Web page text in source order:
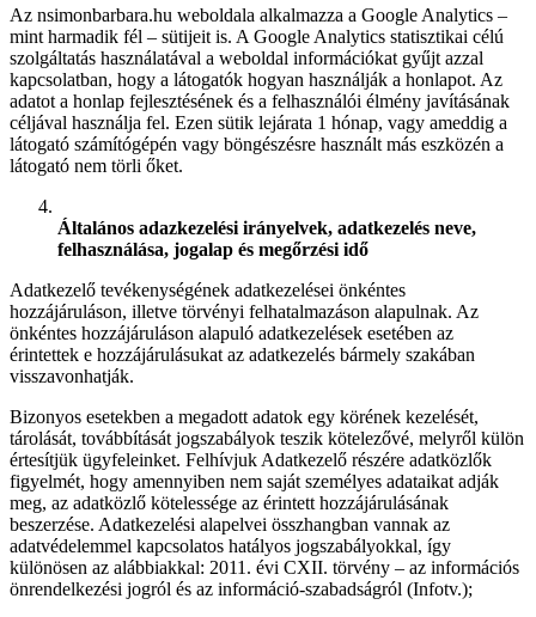
Az nsimonbarbara.hu weboldala alkalmazza a Google Analytics –
mint harmadik fél – sütijeit is. A Google Analytics statisztikai célú
szolgáltatás használatával a weboldal információkat gyűjt azzal
kapcsolatban, hogy a látogatók hogyan használják a honlapot. Az
adatot a honlap fejlesztésének és a felhasználói élmény javításának
céljával használja fel. Ezen sütik lejárata 1 hónap, vagy ameddig a
látogató számítógépén vagy böngészésre használt más eszközén a
látogató nem törli őket.
Általános adazkezelési irányelvek, adatkezelés neve,
felhasználása, jogalap és megőrzési idő
Adatkezelő tevékenységének adatkezelései önkéntes
hozzájáruláson, illetve törvényi felhatalmazáson alapulnak. Az
önkéntes hozzájáruláson alapuló adatkezelések esetében az
érintettek e hozzájárulásukat az adatkezelés bármely szakában
visszavonhatják.
Bizonyos esetekben a megadott adatok egy körének kezelését,
tárolását, továbbítását jogszabályok teszik kötelezővé, melyről külön
értesítjük ügyfeleinket. Felhívjuk Adatkezelő részére adatközlők
figyelmét, hogy amennyiben nem saját személyes adataikat adják
meg, az adatközlő kötelessége az érintett hozzájárulásának
beszerzése. Adatkezelési alapelvei összhangban vannak az
adatvédelemmel kapcsolatos hatályos jogszabályokkal, így
különösen az alábbiakkal: 2011. évi CXII. törvény – az információs
önrendelkezési jogról és az információ-szabadságról (Infotv.);